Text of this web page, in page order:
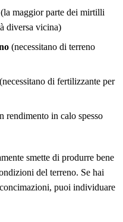
(la maggior parte dei mirtilli
diversa vicina)
(necessitano di terreno
(necessitano di fertilizzante per
rendimento in calo spesso
smette di produrre bene
del terreno. Se hai
puoi individuare